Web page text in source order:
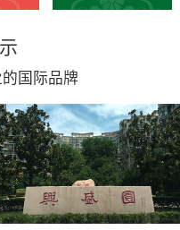
国际品牌